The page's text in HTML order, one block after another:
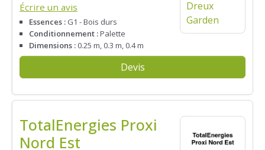
Écrire un avis
Essences : G1 - Bois durs
Conditionnement :Palette
Dimensions : 0.25 m, 0.3 m, 0.4 m
Devis
TotalEnergies Proxi
Nord Est